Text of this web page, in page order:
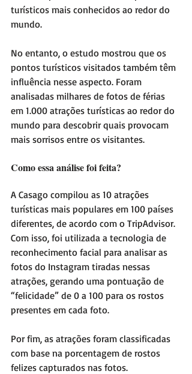
turísticos mais conhecidos ao redor do
mundo.
No entanto, o estudo mostrou que os
pontos turísticos visitados também têm
influência nesse aspecto. Foram
analisadas milhares de fotos de férias
em 1.000 atrações turísticas ao redor do
mundo para descobrir quais provocam
mais sorrisos entre os visitantes.
Como essa análise foi feita?
A Casago compilou as 10 atrações
turísticas mais populares em 100 países
diferentes, de acordo com o TripAdvisor.
Com isso, foi utilizada a tecnologia de
reconhecimento facial para analisar as
fotos do Instagram tiradas nessas
atrações, gerando uma pontuação de
“felicidade” de 0 a 100 para os rostos
presentes em cada foto.
Por fim, as atrações foram classificadas
com base na porcentagem de rostos
felizes capturados nas fotos.